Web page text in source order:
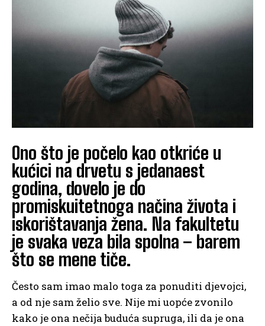
Ono što je počelo kao otkriće u
kućici na drvetu s jedanaest
godina, dovelo je do
promiskuitetnoga načina života i
iskorištavanja žena. Na fakultetu
je svaka veza bila spolna – barem
što se mene tiče.
Često sam imao malo toga za ponuditi djevojci,
a od nje sam želio sve. Nije mi uopće zvonilo
kako je ona nečija buduća supruga, ili da je ona